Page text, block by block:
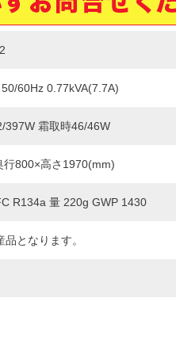
60Hz 0.77kVA(7.7A)
397W 霜取時46/46W
行800×高さ1970(mm)
R134a 量 220g GWP 1430
となります。